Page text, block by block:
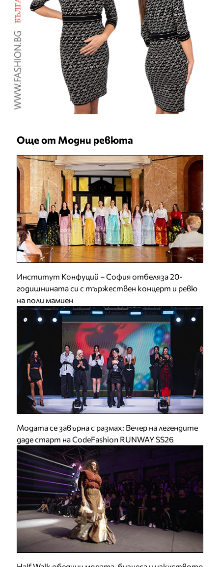
Още от Модни ревюта
Институт Конфуций – София отбеляза 20-
годишнината си с тържествен концерт и ревю
на поли мамиен
Модата се завърна с размах: Вечер на легендите
даде старт на CodeFashion RUNWAY SS26